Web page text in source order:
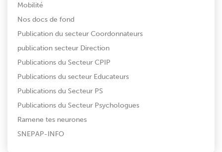
Mobilité
Nos docs de fond
Publication du secteur Coordonnateurs
publication secteur Direction
Publications du Secteur CPIP
Publications du secteur Educateurs
Publications du Secteur PS
Publications du Secteur Psychologues
Ramene tes neurones
SNEPAP-INFO